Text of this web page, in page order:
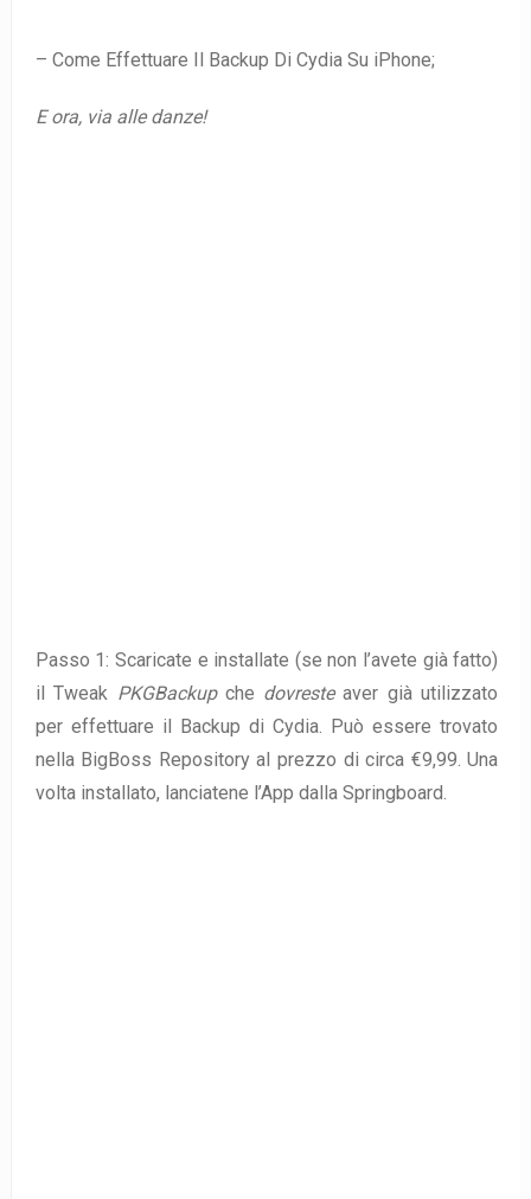
– Come Effettuare Il Backup Di Cydia Su iPhone;
E ora, via alle danze!
Passo 1: Scaricate e installate (se non l’avete già fatto)
il Tweak PKGBackupche dovresteaver già utilizzato
per effettuare il Backup di Cydia. Può essere trovato
nella BigBoss Repository al prezzo di circa €9,99. Una
volta installato, lanciatene l’App dalla Springboard.